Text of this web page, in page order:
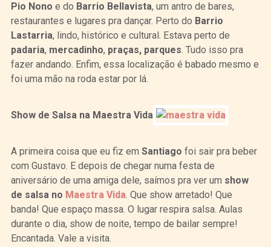
Pio Nono e do Barrio Bellavista, um antro de bares,
restaurantes e lugares pra dançar. Perto do Barrio
Lastarria, lindo, histórico e cultural. Estava perto de
padaria, mercadinho, praças, parques. Tudo isso pra
fazer andando. Enfim, essa localização é babado mesmo e
foi uma mão na roda estar por lá.
Show de Salsa na Maestra Vida
A primeira coisa que eu fiz em Santiago foi sair pra beber
com Gustavo. E depois de chegar numa festa de
aniversário de uma amiga dele, saímos pra ver um show
de salsa no Maestra Vida. Que show arretado! Que
banda! Que espaço massa. O lugar respira salsa. Aulas
durante o dia, show de noite, tempo de bailar sempre!
Encantada. Vale a visita.